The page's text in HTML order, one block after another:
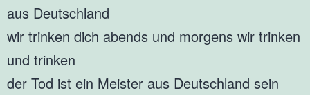
aus Deutschland
wir trinken dich abends und morgens wir trinken
und trinken
der Tod ist ein Meister aus Deutschland sein